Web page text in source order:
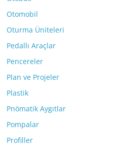
Otomobil
Oturma Üniteleri
Pedallı Araçlar
Pencereler
Plan ve Projeler
Plastik
Pnömatik Aygıtlar
Pompalar
Profiller